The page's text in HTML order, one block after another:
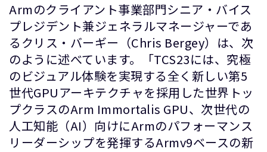
Armのクライアント事業部門シニア・バイス
プレジデント兼ジェネラルマネージャーであ
るクリス・バーギー（Chris Bergey）は、次
のように述べています。「TCS23には、究極
のビジュアル体験を実現する全く新しい第5
世代GPUアーキテクチャを採用した世界トッ
プクラスのArm Immortalis GPU、次世代の
人工知能（AI）向けにArmのパフォーマンス
リーダーシップを発揮するArmv9ベースの新